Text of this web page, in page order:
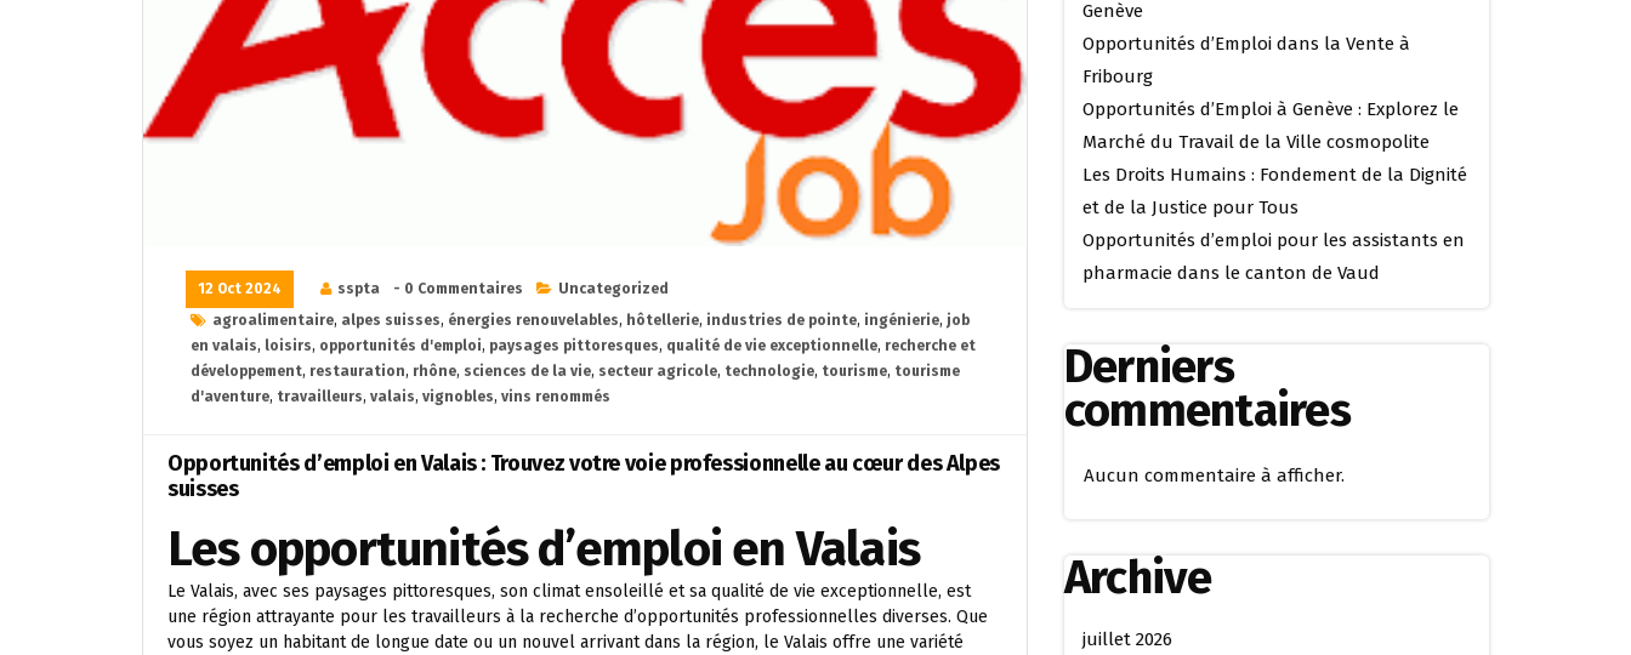
12 Oct 2024 sspta - 0 Commentaires
Uncategorized
agroalimentaire, alpes suisses, énergies renouvelables, hôtellerie, industries de pointe, ingénierie, job
en valais, loisirs, opportunités d'emploi, paysages pittoresques, qualité de vie exceptionnelle, recherche et
développement, restauration, rhône, sciences de la vie, secteur agricole, technologie, tourisme, tourisme
d'aventure, travailleurs, valais, vignobles, vins renommés
Opportunités d’emploi en Valais : Trouvez votre voie professionnelle au cœur des Alpes
suisses
Les opportunités d’emploi en Valais
Le Valais, avec ses paysages pittoresques, son climat ensoleillé et sa qualité de vie exceptionnelle, est
une région attrayante pour les travailleurs à la recherche d’opportunités professionnelles diverses. Que
vous soyez un habitant de longue date ou un nouvel arrivant dans la région, le Valais offre une variété
Genève
Opportunités d’Emploi dans la Vente à
Fribourg
Opportunités d’Emploi à Genève : Explorez le
Marché du Travail de la Ville cosmopolite
Les Droits Humains : Fondement de la Dignité
et de la Justice pour Tous
Opportunités d’emploi pour les assistants en
pharmacie dans le canton de Vaud
Derniers
commentaires
Aucun commentaire à afficher.
Archive
juillet 2026